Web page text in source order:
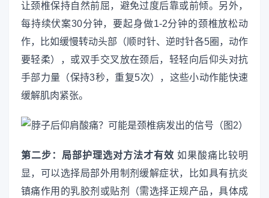
让颈椎保持自然前屈，避免过度后靠或前倾。另外，
每持续伏案30分钟，要起身做1-2分钟的颈椎放松动
作，比如缓慢转动头部（顺时针、逆时针各5圈，动作
要轻柔），或双手交叉放在颈后，轻轻向后仰头对抗
手部力量（保持3秒，重复5次），这些小动作能快速
缓解肌肉紧张。
第二步：局部护理选对方法才有效 如果酸痛比较明
显，可以选择局部外用制剂缓解症状，比如具有抗炎
镇痛作用的乳胶剂或贴剂（需选择正规产品，具体成